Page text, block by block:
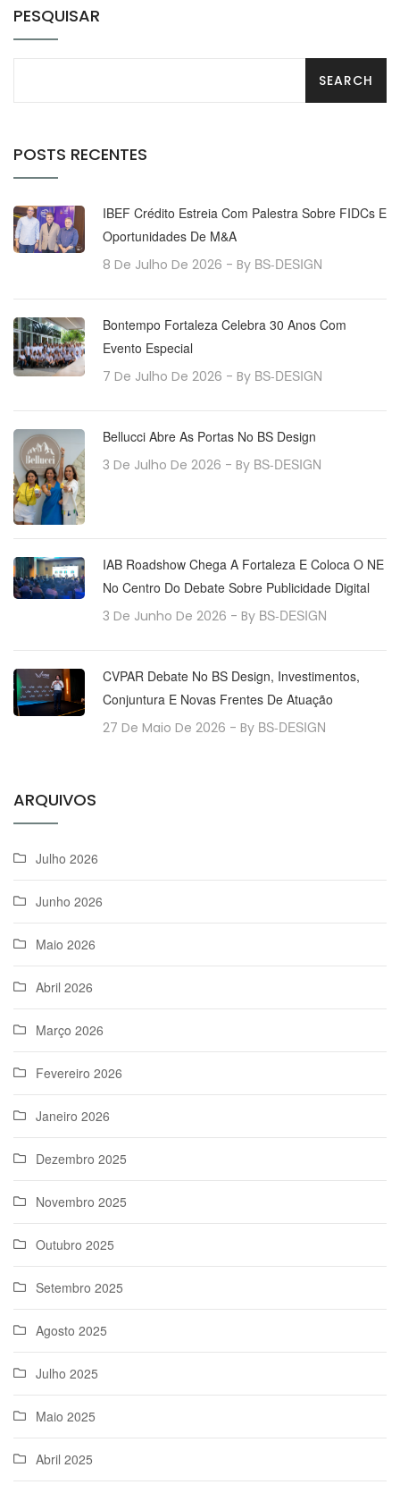
PESQUISAR
POSTS RECENTES
IBEF Crédito Estreia Com Palestra Sobre FIDCs E
Oportunidades De M&A
8 De Julho De 2026 - By BS-DESIGN
Bontempo Fortaleza Celebra 30 Anos Com
Evento Especial
7 De Julho De 2026 - By BS-DESIGN
Bellucci Abre As Portas No BS Design
3 De Julho De 2026 - By BS-DESIGN
IAB Roadshow Chega A Fortaleza E Coloca O NE
No Centro Do Debate Sobre Publicidade Digital
3 De Junho De 2026 - By BS-DESIGN
CVPAR Debate No BS Design, Investimentos,
Conjuntura E Novas Frentes De Atuação
27 De Maio De 2026 - By BS-DESIGN
ARQUIVOS
Julho 2026
Junho 2026
Maio 2026
Abril 2026
Março 2026
Fevereiro 2026
Janeiro 2026
Dezembro 2025
Novembro 2025
Outubro 2025
Setembro 2025
Agosto 2025
Julho 2025
Maio 2025
Abril 2025